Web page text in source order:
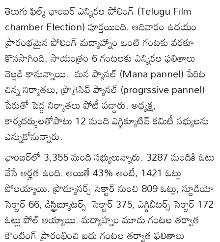
తెలుగు ఫిల్మ్‌ ఛాంబర్‌ ఎన్నికల పోలింగ్‌ (Telugu Film
chamber Election) పూర్తయింది. ఆదివారం ఉదయం
ప్రారంభమైన పోలింగ్‌ మద్యాహ్నాం ఒంటి గంటకు వరకూ
కొనసాగింది. సాయంత్రం 6 గంటలకు ఎన్నికల ఫలితాలు
వెల్లడి కానున్నాయి. మన ప్యానల్‌ (Mana pannel) పేరిట
చిన్న నిర్మాతలు, ప్రొగ్రెసివ్‌ ప్యానల్‌ (progrssive pannel)
పేరుతో పెద్ద నిర్మాతలు పోటీ పడ్డారు. అధ్యక్ష,
కార్యదర్శులతోపాటు 12 మంది ఎగ్జిక్యూటివ్‌ కమిటీ సభ్యులను
ఎన్నుకోనున్నారు.
ఛాంబర్‌లో 3,355 మంది సభ్యులున్నారు. 3287 మందికి ఓటు
వేసే అర్హత ఉంది. అయితే 43% అంటే, 1421 ఓట్లు
పోలయ్యాయి. ప్రొడ్యూసర్స్‌ సెక్టార్‌ నుంచి 809 ఓట్లు, స్టూడియో
సెక్టార్‌ 66, డిస్ట్రిబ్యూటర్స్ సెక్టార్‌ 375, ఎగ్జిబిటర్స్‌ సెక్టార్‌ 172
ఓట్లు పోల్‌ అయ్యాయి. మద్యాహ్నం మూడు గంటల తర్వాత
కౌంటింగ్‌ ప్రారంభించి ఐదు గంటల తర్వాత ఫలితాలు